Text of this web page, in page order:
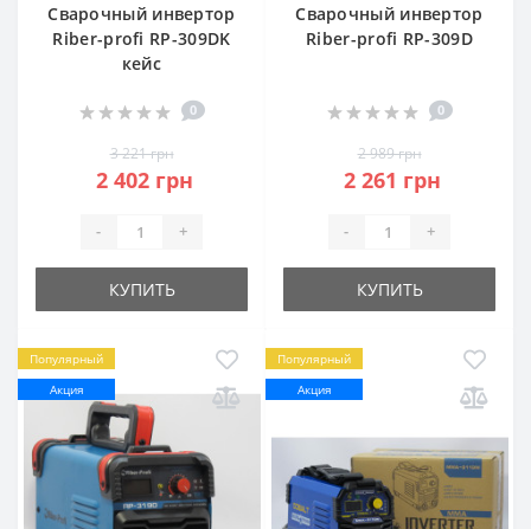
Сварочный инвертор
Riber-profi RP-309DK
кейс
0
3 221 грн
2 402 грн
- +
КУПИТЬ
Сварочный инвертор
Riber-profi RP-309D
0
2 989 грн
2 261 грн
- +
КУПИТЬ
Популярный
Акция
Популярный
Акция